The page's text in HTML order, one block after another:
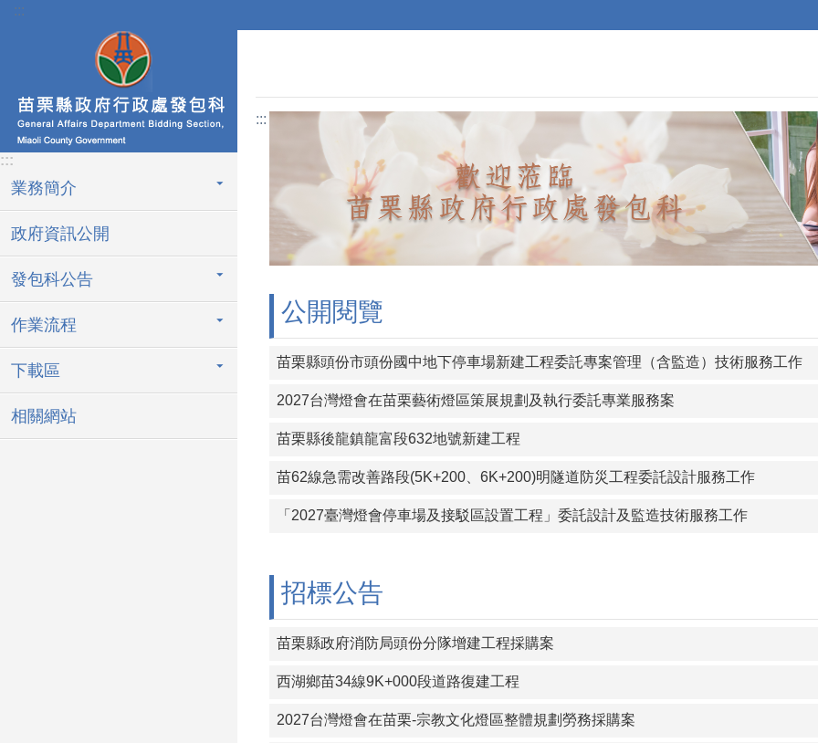
跳到主要內容區塊
:::
:::
業務簡介
政府資訊公開
發包科公告
作業流程
下載區
相關網站
:::
公開閱覽
苗栗縣頭份市頭份國中地下停車場新建工程委託專案管理（含監造）技術服務工作
2027台灣燈會在苗栗藝術燈區策展規劃及執行委託專業服務案
苗栗縣後龍鎮龍富段632地號新建工程
苗62線急需改善路段(5K+200、6K+200)明隧道防災工程委託設計服務工作
「2027臺灣燈會停車場及接駁區設置工程」委託設計及監造技術服務工作
招標公告
苗栗縣政府消防局頭份分隊增建工程採購案
西湖鄉苗34線9K+000段道路復建工程
2027台灣燈會在苗栗-宗教文化燈區整體規劃勞務採購案